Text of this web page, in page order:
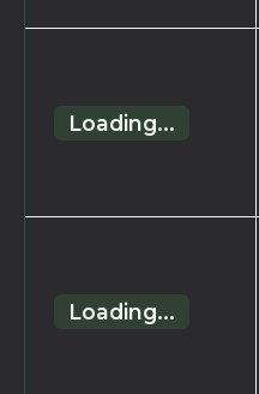
Loading...
Loading...